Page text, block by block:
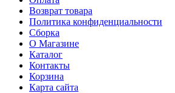
Возврат товара
Политика конфиденциальности
Сборка
О Магазине
Каталог
Контакты
Корзина
Карта сайта